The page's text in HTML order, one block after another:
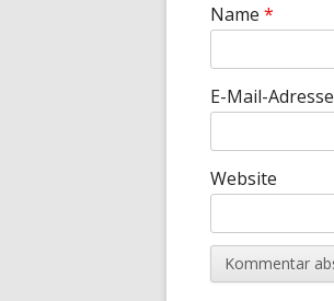
Name *
E-Mail-Adresse
Website